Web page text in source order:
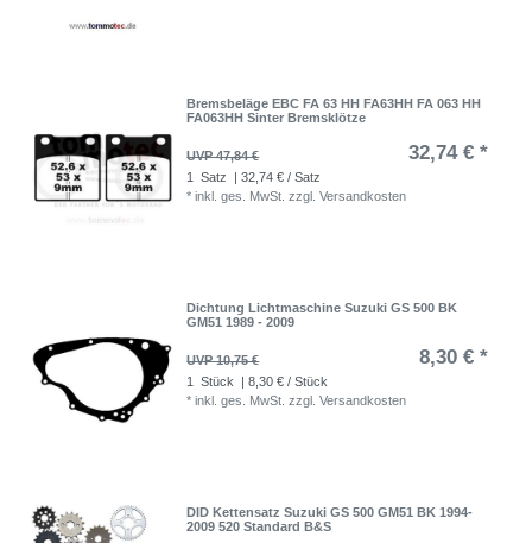
Bremsbeläge EBC FA 63 HH FA63HH FA 063 HH
FA063HH Sinter Bremsklötze
UVP 47,84 € 32,74 € *
1 Satz
| 32,74 € / Satz
*inkl. ges. MwSt. zzgl.Versandkosten
Dichtung Lichtmaschine Suzuki GS 500 BK
GM51 1989 - 2009
UVP 10,75 € 8,30 € *
1 Stück
| 8,30 € / Stück
*inkl. ges. MwSt. zzgl.Versandkosten
DID Kettensatz Suzuki GS 500 GM51 BK 1994-
2009 520 Standard B&S